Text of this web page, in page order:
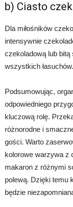
b) Ciasto
Dla miłośników
intensywnie
czekoladową lub bitą
wszystkich łasuchów.
Podsumowując,
odpowiedniego
kluczową rolę.
różnorodne i
gości. Warto
kolorowe warzywa z
makaron z różnymi
polewą. Dzięki temu
będzie